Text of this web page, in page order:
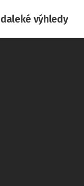
daleké výhledy